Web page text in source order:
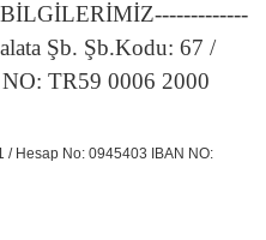
Şb. Şb.Kodu: 67 /
TR59 0006 2000
/ Hesap No: 0945403 IBAN NO: